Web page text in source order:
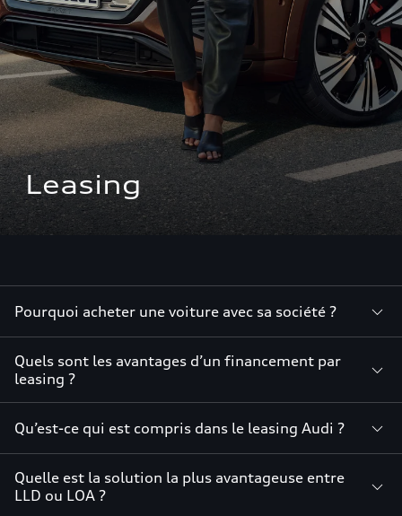
Leasing
Pourquoi acheter une voiture avec sa société ?
Quels sont les avantages d’un financement par
leasing ?
Qu’est-ce qui est compris dans le leasing Audi ?
Quelle est la solution la plus avantageuse entre
LLD ou LOA ?